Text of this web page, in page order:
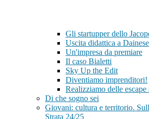
Gli startupper dello
Uscita didattica a Dainese
Un'impresa da premiare
Il caso Bialetti
Sky Up the Edit
Diventiamo imprenditori!
Realizziamo delle
Di che sogno sei
Giovani: cultura e territorio.
Strata 24/25